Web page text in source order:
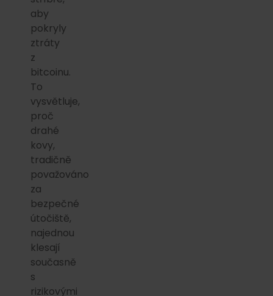
aby
pokryly
ztráty
z
bitcoinu.
To
vysvětluje,
proč
drahé
kovy,
tradičně
považováno
za
bezpečné
útočiště,
najednou
klesají
současně
s
rizikovými